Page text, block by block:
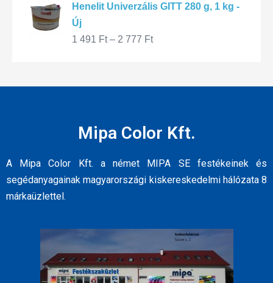
Henelit Univerzális GITT 280 g, 1 kg -
Új
1 491 Ft – 2 777 Ft
Mipa Color Kft.
A Mipa Color Kft. a német MIPA SE festékeinek és
segédanyagainak magyarországi kiskereskedelmi hálózata 8
márkaüzlettel.